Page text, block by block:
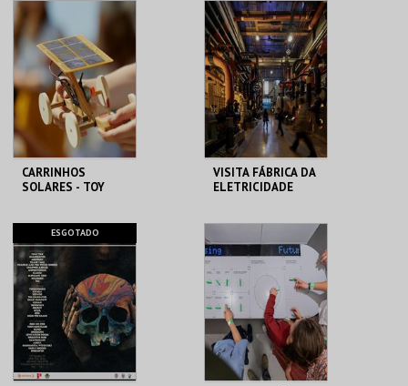
FUNDAÇÃO
GRAMAXO
MAIS INFO
COMPRAR
FUNDAÇÃO
GRAMAXO
MAIS INFO
COMPRAR
CARRINHOS
SOLARES - TOY
MAAT
MAIS INFO
INSCREVER
VISITA FÁBRICA DA
ELETRICIDADE
MAIS INFO
COMPRAR
ESGOTADO